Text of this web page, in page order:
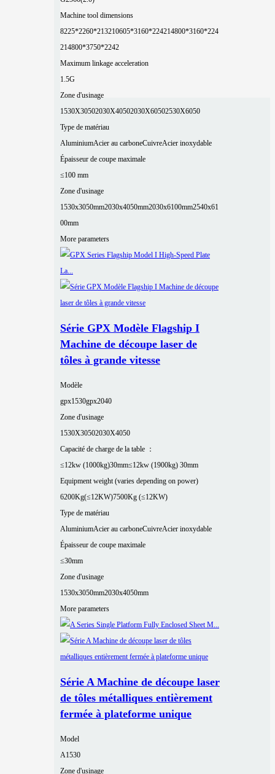
Machine tool dimensions
8225*2260*213210605*3160*224214800*3160*224
214800*3750*2242
Maximum linkage acceleration
1.5G
Zone d'usinage
1530X30502030X40502030X60502530X6050
Type de matériau
AluminiumAcier au carboneCuivreAcier inoxydable
Épaisseur de coupe maximale
≤100 mm
Zone d'usinage
1530x3050mm2030x4050mm2030x6100mm2540x61
00mm
More parameters
Série GPX Modèle Flagship I
Machine de découpe laser de
tôles à grande vitesse
Modèle
gpx1530gpx2040
Zone d'usinage
1530X30502030X4050
Capacité de charge de la table ：
≤12kw (1000kg)30mm≤12kw (1900kg) 30mm
Equipment weight (varies depending on power)
6200Kg(≤12KW)7500Kg (≤12KW)
Type de matériau
AluminiumAcier au carboneCuivreAcier inoxydable
Épaisseur de coupe maximale
≤30mm
Zone d'usinage
1530x3050mm2030x4050mm
More parameters
Série A Machine de découpe laser
de tôles métalliques entièrement
fermée à plateforme unique
Model
A1530
Zone d'usinage